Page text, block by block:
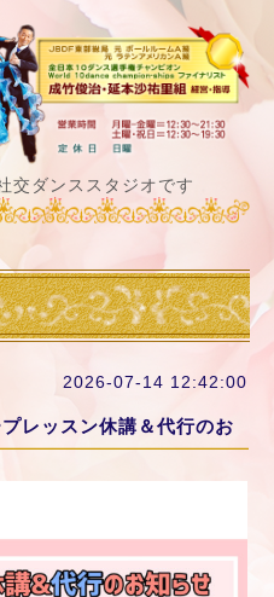
交ダンススタジオです
2026-07-14 12:42:00
レッスン休講＆代行のお